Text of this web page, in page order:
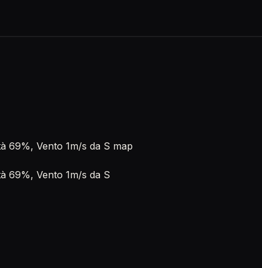
69%, Vento 1m/s da S map
69%, Vento 1m/s da S